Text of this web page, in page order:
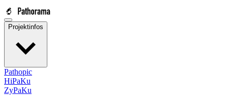
Projektinfos
Pathopic
HiPaKu
ZyPaKu